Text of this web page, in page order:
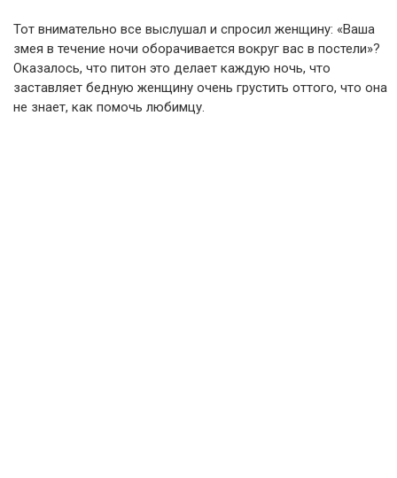
Тот внимательно все выслушал и спросил женщину: «Ваша
змея в течение ночи оборачивается вокруг вас в постели»?
Оказалось, что питон это делает каждую ночь, что
заставляет бедную женщину очень грустить оттого, что она
не знает, как помочь любимцу.